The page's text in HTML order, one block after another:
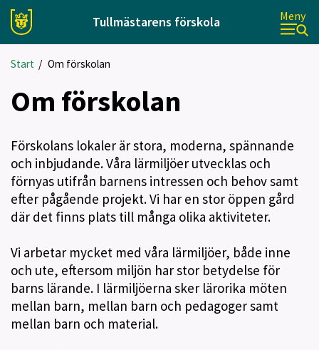
Tullmästarens förskola Meny
Start / Om förskolan
Om förskolan
Förskolans lokaler är stora, moderna, spännande
och inbjudande. Våra lärmiljöer utvecklas och
förnyas utifrån barnens intressen och behov samt
efter pågående projekt. Vi har en stor öppen gård
där det finns plats till många olika aktiviteter.
Vi arbetar mycket med våra lärmiljöer, både inne
och ute, eftersom miljön har stor betydelse för
barns lärande. I lärmiljöerna sker lärorika möten
mellan barn, mellan barn och pedagoger samt
mellan barn och material.